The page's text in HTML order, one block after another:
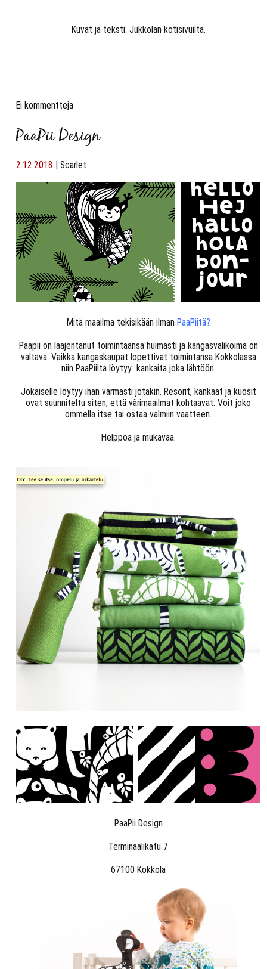
Kuvat ja teksti: Jukkolan kotisivuilta.
Ei kommentteja
PaaPii Design
2.12.2018 | Scarlet
Mitä maailma tekisikään ilman PaaPiitä?
Paapii on laajentanut toimintaansa huimasti ja kangasvalikoima on
valtava. Vaikka kangaskaupat lopettivat toimintansa Kokkolassa
niin PaaPiilta löytyy kankaita joka lähtöön.
Jokaiselle löytyy ihan varmasti jotakin. Resorit, kankaat ja kuosit
ovat suunniteltu siten, että värimaailmat kohtaavat. Voit joko
ommella itse tai ostaa valmiin vaatteen.
Helppoa ja mukavaa.
PaaPii Design
Terminaalikatu 7
67100 Kokkola